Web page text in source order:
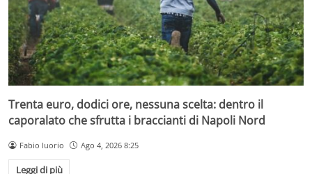
Trenta euro, dodici ore, nessuna scelta: dentro il
caporalato che sfrutta i braccianti di Napoli Nord
Fabio Iuorio Ago 4, 2026 8:25
Leggi di più